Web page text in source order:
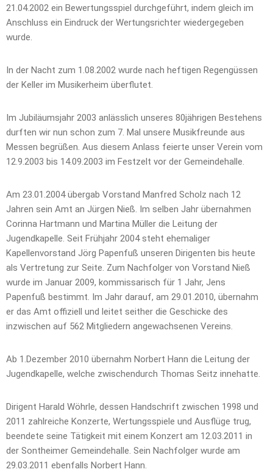
21.04.2002 ein Bewertungsspiel durchgeführt, indem gleich im
Anschluss ein Eindruck der Wertungsrichter wiedergegeben
wurde.
In der Nacht zum 1.08.2002 wurde nach heftigen Regengüssen
der Keller im Musikerheim überflutet.
Im Jubiläumsjahr 2003 anlässlich unseres 80jährigen Bestehens
durften wir nun schon zum 7. Mal unsere Musikfreunde aus
Messen begrüßen. Aus diesem Anlass feierte unser Verein vom
12.9.2003 bis 14.09.2003 im Festzelt vor der Gemeindehalle.
Am 23.01.2004 übergab Vorstand Manfred Scholz nach 12
Jahren sein Amt an Jürgen Nieß. Im selben Jahr übernahmen
Corinna Hartmann und Martina Müller die Leitung der
Jugendkapelle. Seit Frühjahr 2004 steht ehemaliger
Kapellenvorstand Jörg Papenfuß unseren Dirigenten bis heute
als Vertretung zur Seite. Zum Nachfolger von Vorstand Nieß
wurde im Januar 2009, kommissarisch für 1 Jahr, Jens
Papenfuß bestimmt. Im Jahr darauf, am 29.01.2010, übernahm
er das Amt offiziell und leitet seither die Geschicke des
inzwischen auf 562 Mitgliedern angewachsenen Vereins.
Ab 1.Dezember 2010 übernahm Norbert Hann die Leitung der
Jugendkapelle, welche zwischendurch Thomas Seitz innehatte.
Dirigent Harald Wöhrle, dessen Handschrift zwischen 1998 und
2011 zahlreiche Konzerte, Wertungsspiele und Ausflüge trug,
beendete seine Tätigkeit mit einem Konzert am 12.03.2011 in
der Sontheimer Gemeindehalle. Sein Nachfolger wurde am
29.03.2011 ebenfalls Norbert Hann.